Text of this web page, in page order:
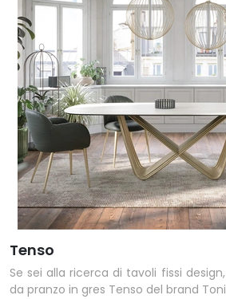
Tenso
Se sei alla ricerca di tavoli fissi
da pranzo in gres Tenso del brand